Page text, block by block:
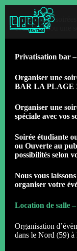
réceptions et
évènement ou une
Privatisation bar
Organiser une
BAR LA PLAGE
Organiser une
spéciale avec vos
Soirée étudiante
ou Ouverte au
possibilités selon
Nous vous
organiser votre
Location de salle
Organisation
dans le Nord (59)